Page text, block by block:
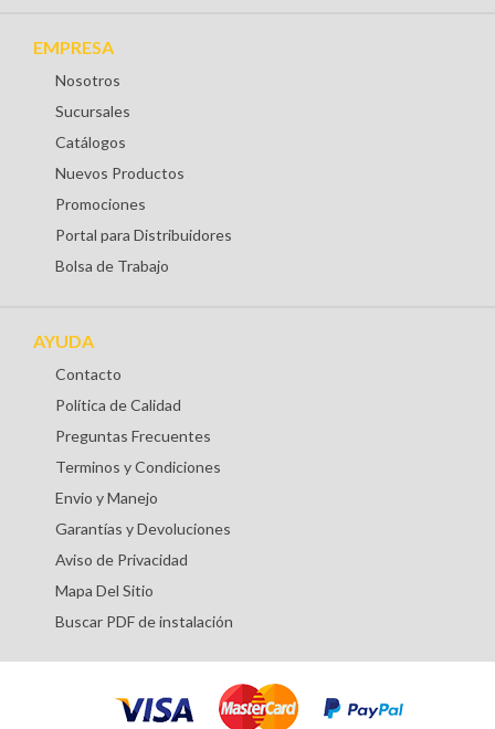
EMPRESA
Nosotros
Sucursales
Catálogos
Nuevos Productos
Promociones
Portal para Distribuidores
Bolsa de Trabajo
AYUDA
Contacto
Política de Calidad
Preguntas Frecuentes
Terminos y Condiciones
Envio y Manejo
Garantías y Devoluciones
Aviso de Privacidad
Mapa Del Sitio
Buscar PDF de instalación